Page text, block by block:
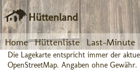
Hüttenland
Home Hüttenliste Last-Minute
Die Lagekarte entspricht immer der
OpenStreetMap. Angaben ohne Gewähr.